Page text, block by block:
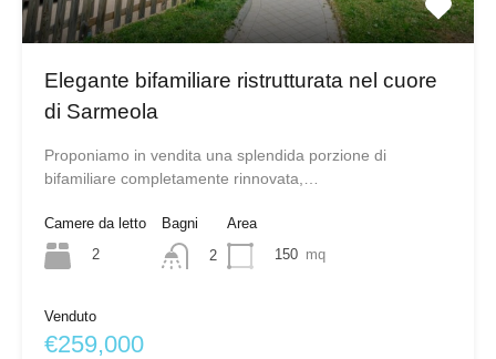
Elegante bifamiliare ristrutturata nel cuore
di Sarmeola
Proponiamo in vendita una splendida porzione di
bifamiliare completamente rinnovata,…
Camere da letto
2
Bagni
2
Area
150 mq
Venduto
€259,000